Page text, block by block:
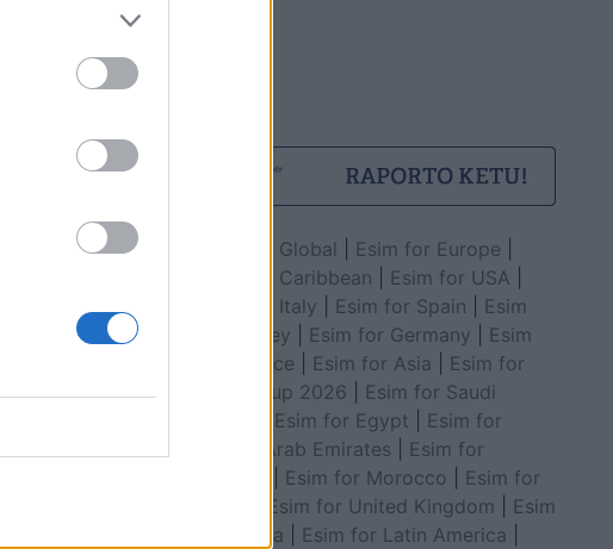
Esim for Global Esim for Europe
Esim for Caribbean
Esim for USA
Esim for Italy
Esim for Spain
Esim
for Turkey
Esim for Germany
Esim
for Greece
Esim for Asia
Esim for
World Cup 2026
Esim for Saudi
Esim for Egypt
Esim for
United Arab Emirates
Esim for
Esim for Morocco
Esim for
Esim for United Kingdom
Esim
for Africa
Esim for Latin America